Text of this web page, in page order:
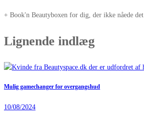
+ Book'n Beautyboxen for dig, der ikke nåede det
Lignende indlæg
Mulig gamechanger for overgangshud
10/08/2024